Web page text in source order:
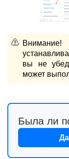
вы не
может
Была ли
Да